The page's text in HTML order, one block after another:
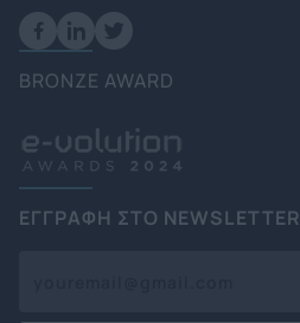
BRONZE AWARD
ΕΓΓΡΑΦΗ ΣΤΟ NEWSLETTER